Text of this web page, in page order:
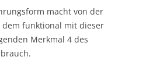
macht von der
funktional mit dieser
Merkmal 4 des